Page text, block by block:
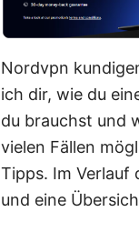
Nordvpn
ich dir, wie du
du brauchst und
vielen Fällen
Tipps. Im Verlauf
und eine